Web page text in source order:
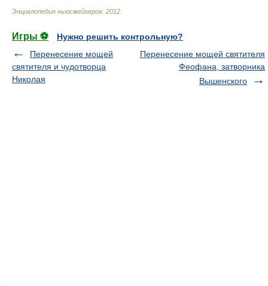
Энциклопедия ньюсмейкеров 2012
Игры ⚽
Нужно решить контрольную?
Перенесение мощей
святителя и чудотворца
Николая
Перенесение мощей святителя
Феофана, затворника
Вышенского